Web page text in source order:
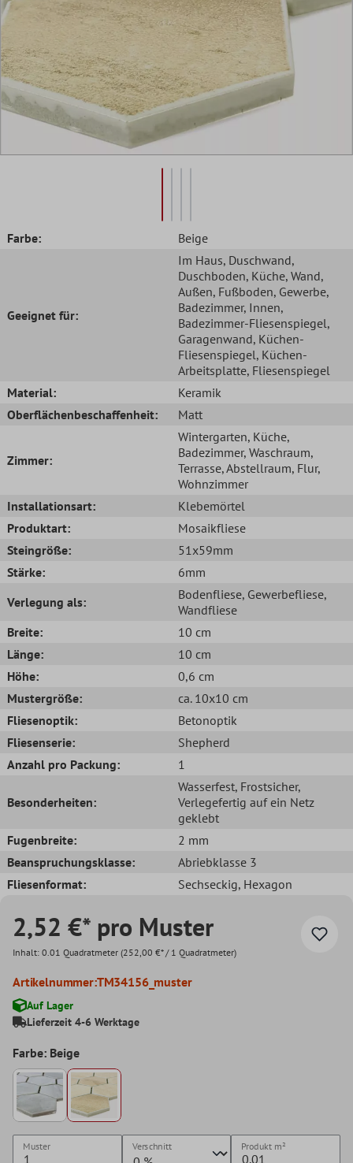
Farbe: Beige
Geeignet für:
Im Haus, Duschwand,
Duschboden, Küche, Wand,
Außen, Fußboden, Gewerbe,
Badezimmer, Innen,
Badezimmer-Fliesenspiegel,
Garagenwand, Küchen-
Fliesenspiegel, Küchen-
Arbeitsplatte, Fliesenspiegel
Material:
Keramik
Oberflächenbeschaffenheit:
Matt
Zimmer:
Wintergarten, Küche,
Badezimmer, Waschraum,
Terrasse, Abstellraum, Flur,
Wohnzimmer
Installationsart:
Klebemörtel
Produktart:
Mosaikfliese
Steingröße:
51x59mm
Stärke:
6mm
Verlegung als:
Bodenfliese, Gewerbefliese,
Wandfliese
Breite:
10 cm
Länge:
10 cm
Höhe:
0,6 cm
Mustergröße:
ca. 10x10 cm
Fliesenoptik:
Betonoptik
Fliesenserie:
Shepherd
Anzahl pro Packung:
1
Besonderheiten:
Wasserfest, Frostsicher,
Verlegefertig auf ein Netz
geklebt
Fugenbreite:
2 mm
Beanspruchungsklasse:
Abriebklasse 3
Fliesenformat:
Sechseckig, Hexagon
2,52 €* pro Muster
Inhalt: 0.01 Quadratmeter (252,00 €* / 1 Quadratmeter)
Artikelnummer:TM34156_muster
Auf Lager
Lieferzeit 4-6 Werktage
Farbe: Beige
Muster Verschnitt Produkt m²